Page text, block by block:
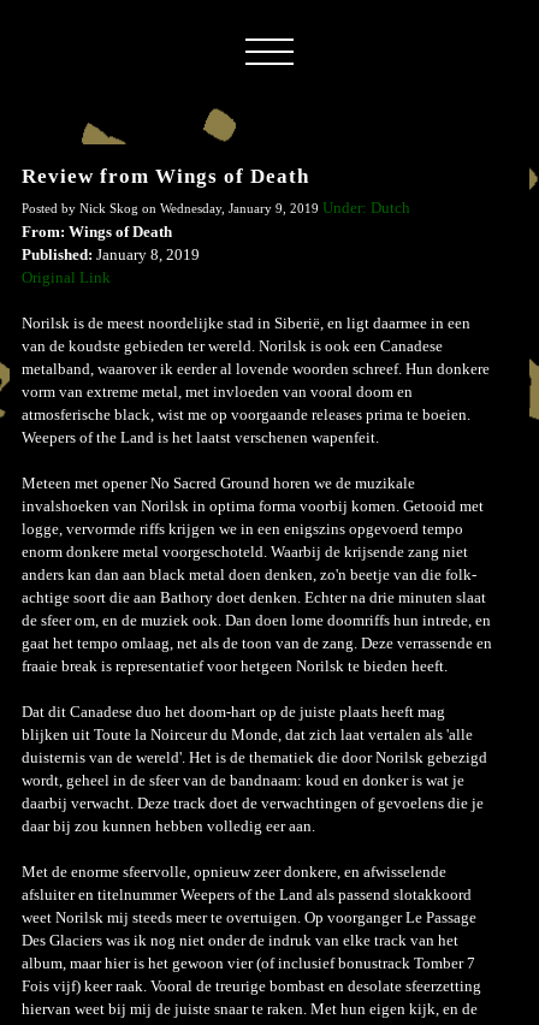
Review from Wings of Death
Posted by Nick Skog on Wednesday, January 9, 2019 Under: Dutch
From: Wings of Death
Published: January 8, 2019
Original Link
Norilsk is de meest noordelijke stad in Siberië, en ligt daarmee in een
van de koudste gebieden ter wereld. Norilsk is ook een Canadese
metalband, waarover ik eerder al lovende woorden schreef. Hun donkere
vorm van extreme metal, met invloeden van vooral doom en
atmosferische black, wist me op voorgaande releases prima te boeien.
Weepers of the Land is het laatst verschenen wapenfeit.
Meteen met opener No Sacred Ground horen we de muzikale
invalshoeken van Norilsk in optima forma voorbij komen. Getooid met
logge, vervormde riffs krijgen we in een enigszins opgevoerd tempo
enorm donkere metal voorgeschoteld. Waarbij de krijsende zang niet
anders kan dan aan black metal doen denken, zo'n beetje van die folk-
achtige soort die aan Bathory doet denken. Echter na drie minuten slaat
de sfeer om, en de muziek ook. Dan doen lome doomriffs hun intrede, en
gaat het tempo omlaag, net als de toon van de zang. Deze verrassende en
fraaie break is representatief voor hetgeen Norilsk te bieden heeft.
Dat dit Canadese duo het doom-hart op de juiste plaats heeft mag
blijken uit Toute la Noirceur du Monde, dat zich laat vertalen als 'alle
duisternis van de wereld'. Het is de thematiek die door Norilsk gebezigd
wordt, geheel in de sfeer van de bandnaam: koud en donker is wat je
daarbij verwacht. Deze track doet de verwachtingen of gevoelens die je
daar bij zou kunnen hebben volledig eer aan.
Met de enorme sfeervolle, opnieuw zeer donkere, en afwisselende
afsluiter en titelnummer Weepers of the Land als passend slotakkoord
weet Norilsk mij steeds meer te overtuigen. Op voorganger Le Passage
Des Glaciers was ik nog niet onder de indruk van elke track van het
album, maar hier is het gewoon vier (of inclusief bonustrack Tomber 7
Fois vijf) keer raak. Vooral de treurige bombast en desolate sfeerzetting
hiervan weet bij mij de juiste snaar te raken. Met hun eigen kijk, en de